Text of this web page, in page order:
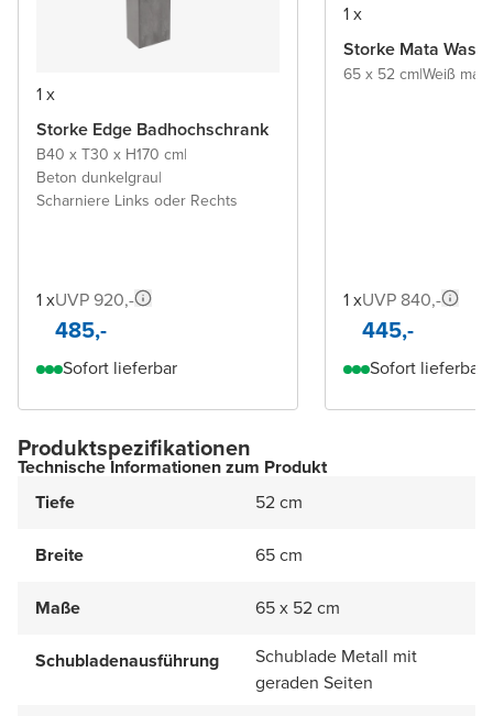
1 x
Storke Edge Badhochschrank
B40 x T30 x H170 cm|
Beton dunkelgrau|
Scharniere Links oder Rechts
1 xUVP 920,-
485,-
Sofort lieferbar
1 x
Storke Mata
65 x 52 cm|Weiß matt
1 xUVP 840,-
445,-
Sofort lieferbar
Produktspezifikationen
Technische Informationen zum Produkt
Tiefe
52 cm
Breite 65 cm
Maße 65 x 52 cm
Schubladenausführung
Schublade Metall mit
geraden Seiten